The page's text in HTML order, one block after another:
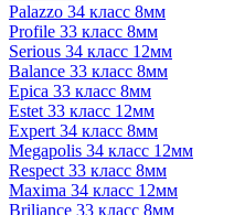
Palazzo 34 класс 8мм
Profile 33 класс 8мм
Serious 34 класс 12мм
Balance 33 класс 8мм
Epica 33 класс 8мм
Estet 33 класс 12мм
Expert 34 класс 8мм
Megapolis 34 класс 12мм
Respect 33 класс 8мм
Maxima 34 класс 12мм
Briliance 33 класс 8мм